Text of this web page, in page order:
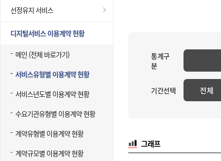
선정유지 서비스
디지털서비스 이용계약 현황
메인 (전체 바로가기)
서비스유형별 이용계약 현황
서비스년도별 이용계약 현황
수요기관유형별 이용계약 현황
계약유형별 이용계약 현황
계약규모별 이용계약 현황
통계구
분
기간선택 전체
그래프